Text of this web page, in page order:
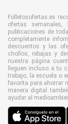
Folletosofertas.es
ofertas
publicaciones de
completamente
descuentos y las
chollos, rebajas y
nuestra página
lleguen incluso a tu
trabajo, la escuela o
favorita para ahorrar
manera digital
ayudar al